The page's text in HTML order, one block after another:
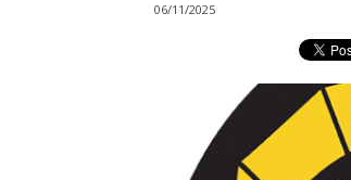
06/11/2025